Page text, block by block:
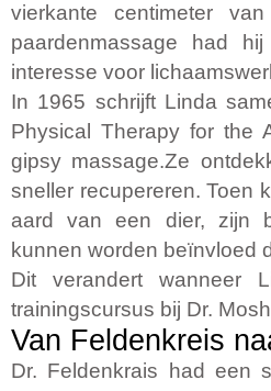
vierkante centimeter
paardenmassage had
interesse voor
In 1965 schrijft Linda
Physical Therapy for the
gipsy massage.Ze
sneller recupereren. Toen
aard van een dier, zijn
kunnen worden beïnvloed
Dit verandert wanneer
trainingscursus bij Dr.
Van Feldenkreis
Dr. Feldenkrais had een